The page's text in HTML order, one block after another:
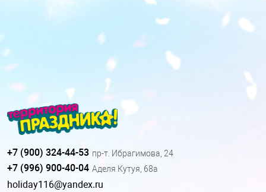
+7 (900) 324-44-53 пр-т. Ибрагимова, 24
+7 (996) 900-40-04 Аделя Кутуя, 68а
holiday116@yandex.ru